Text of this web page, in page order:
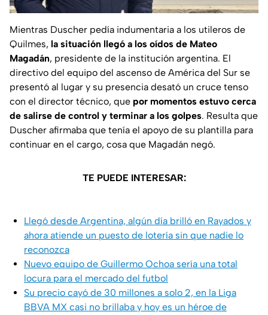
Mientras Duscher pedía indumentaria a los utileros de
Quilmes, la situación llegó a los oídos de Mateo
Magadán, presidente de la institución argentina. El
directivo del equipo del ascenso de América del Sur se
presentó al lugar y su presencia desató un cruce tenso
con el director técnico, que por momentos estuvo cerca
de salirse de control y terminar a los golpes. Resulta que
Duscher afirmaba que tenía el apoyo de su plantilla para
continuar en el cargo, cosa que Magadán negó.
TE PUEDE INTERESAR:
Llegó desde Argentina, algún día brilló en Rayados y
ahora atiende un puesto de lotería sin que nadie lo
reconozca
Nuevo equipo de Guillermo Ochoa sería una total
locura para el mercado del futbol
Su precio cayó de 30 millones a solo 2, en la Liga
BBVA MX casi no brillaba y hoy es un héroe de